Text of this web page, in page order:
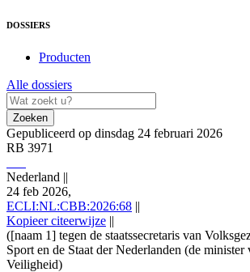
DOSSIERS
Producten
Alle dossiers
Zoeken
Gepubliceerd op dinsdag 24 februari 2026
RB 3971
Nederland ||
24 feb 2026,
ECLI:NL:CBB:2026:68 ||
Kopieer citeerwijze ||
([naam 1] tegen de staatssecretaris van
Sport en de Staat der Nederlanden (de minister
Veiligheid)